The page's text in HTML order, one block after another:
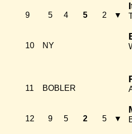
9 5 4 5 2 ▼
10 NY
11 BOBLER
12 9 5 2 5 ▼